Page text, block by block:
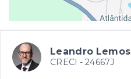
Leandro Lemos
CRECI - 24667J